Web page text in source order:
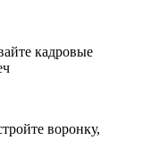
кадровые
воронку,